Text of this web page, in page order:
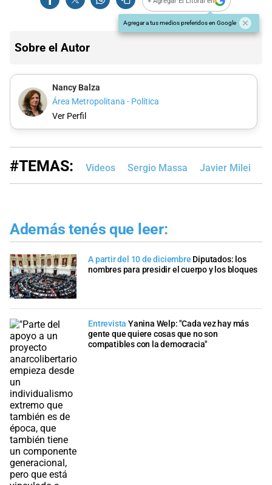
Agregar a tus medios preferidos en Google
Sobre el Autor
Nancy Balza
Área Metropolitana - Política
Ver Perfil
#TEMAS: Videos Sergio Massa Javier Milei
Además tenés que leer:
A partir del 10 de diciembre Diputados: los
nombres para presidir el cuerpo y los bloques
Entrevista Yanina Welp: "Cada vez hay más
gente que quiere cosas que no son
compatibles con la democracia"